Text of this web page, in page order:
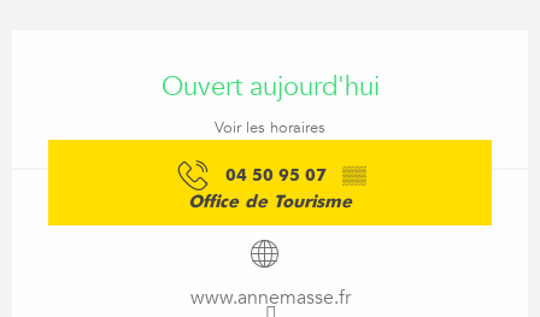
Ouvert aujourd'hui
Voir les horaires
04 50 95 07 ▒▒
Office de Tourisme
www.annemasse.fr